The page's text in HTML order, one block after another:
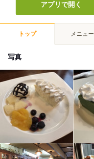
アプリで開く
トップ メニュー
写真